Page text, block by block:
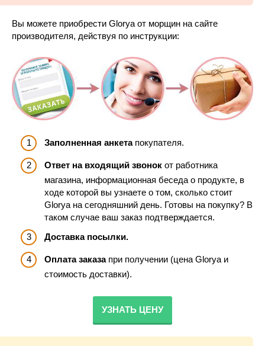
Вы можете приобрести Glorya от морщин на сайте
производителя, действуя по инструкции:
Заполненная анкетапокупателя.
Ответ на входящий звонок от работника
магазина, информационная беседа о продукте, в
ходе которой вы узнаете о том, сколько стоит
Glorya на сегодняшний день. Готовы на покупку? В
таком случае ваш заказ подтверждается.
Доставка посылки.
Оплата заказапри получении (цена Glorya и
стоимость доставки).
УЗНАТЬ ЦЕНУ